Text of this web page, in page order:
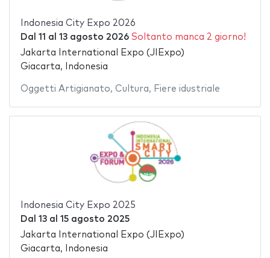
Indonesia City Expo 2026
Dal 11 al 13 agosto 2026 Soltanto manca 2 giorno!
Jakarta International Expo (JIExpo)
Giacarta, Indonesia
Oggetti Artigianato, Cultura, Fiere idustriale
Indonesia City Expo 2025
Dal 13al 15 agosto 2025
Jakarta International Expo (JIExpo)
Giacarta, Indonesia